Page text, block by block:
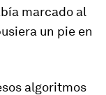
marcado al
un pie en
algoritmos